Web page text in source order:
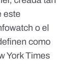
este
o el
como
York Times